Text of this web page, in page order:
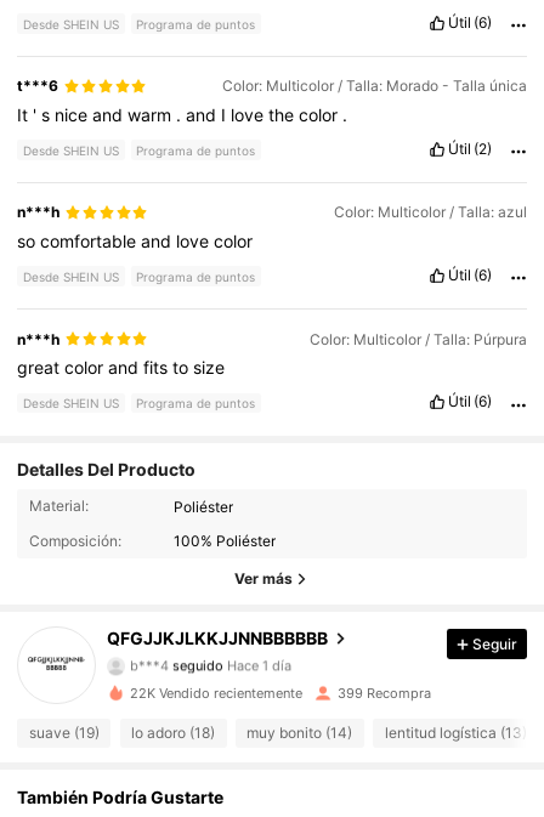
Desde SHEIN US Programa de puntos Útil (6)
t***6 Color: Multicolor / Talla: Morado - Talla única
It 's niceandwarm .and I lovethecolor .
Desde SHEIN US Programa de puntos Útil (2)
n***h Color: Multicolor / Talla: azul
socomfortableand lovecolor
Desde SHEIN US Programa de puntos Útil (6)
n***h Color: Multicolor / Talla: Púrpura
greatcolorandfitstosize
Desde SHEIN US Programa de puntos Útil (6)
Detalles Del Producto
Material:
Poliéster
Composición:
100% Poliéster
Ver más
QFGJJKJLKKJJNNBBBBBB
601 Seguidores
601 Seguidores
4.53
b***4 seguido Hace 1 día
4.53
4.53 601 Seguidores
4.53 601 Seguidores
Seguir
22K Vendido recientemente 399 Recompra
suave (19) lo adoro (18) muy bonito (14) lentitud logística (13)
También Podría Gustarte